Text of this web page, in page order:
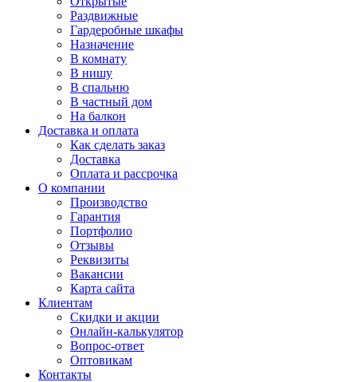
Раздвижные
Гардеробные шкафы
Назначение
В комнату
В нишу
В спальню
В частный дом
На балкон
Доставка и оплата
Как сделать заказ
Доставка
Оплата и рассрочка
О компании
Производство
Гарантия
Портфолио
Отзывы
Реквизиты
Вакансии
Карта сайта
Клиентам
Скидки и акции
Онлайн-калькулятор
Вопрос-ответ
Оптовикам
Контакты